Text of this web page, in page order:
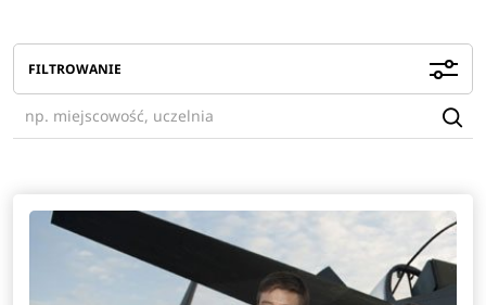
FILTROWANIE